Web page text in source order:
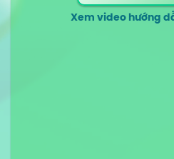
Xem video hướng